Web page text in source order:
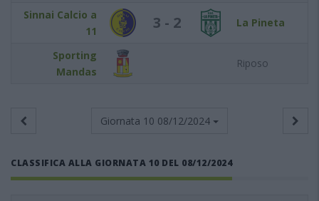
Sinnai Calcio a
11
3 - 2 La Pineta
Sporting
Mandas
Riposo
Giornata 10 08/12/2024
CLASSIFICA ALLA GIORNATA 10 DEL 08/12/2024